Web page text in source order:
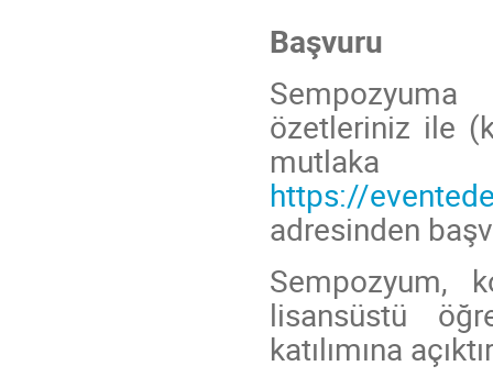
Başvuru
özetleriniz ile
https://
adresinden
Sempozyum,
lisansüstü
katılımına açıktır